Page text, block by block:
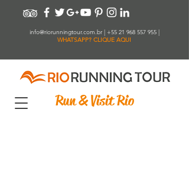
info@riorunningtour.com.br| +55 21 968 557 955|
WHATSAPP? CLIQUE AQUI
Run & Visit Rio